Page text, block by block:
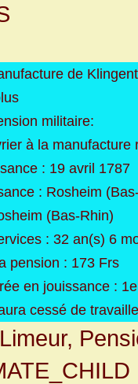
de
militaire:
à la
: 19 avril 1787
: Rosheim
(Bas-Rhin)
: 32 an(s) 6
pension : 173 Frs
en jouissance :
cessé de